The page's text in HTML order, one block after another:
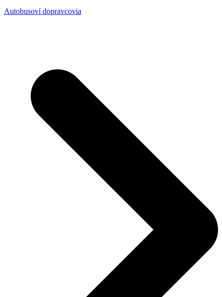
Autobusoví dopravcovia